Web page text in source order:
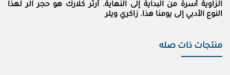
الزاوية أسرة من البداية إلى النهاية. أرثر كلارك هو حجر الر لهذا
النوع الأدبي إلى يومنا هذا. زاكري ويلر
منتجات ذات صله